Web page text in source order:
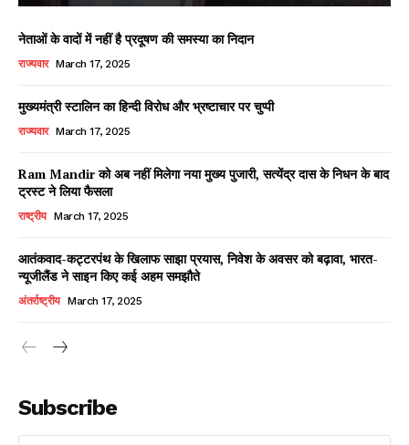
नेताओं के वादों में नहीं है प्रदूषण की समस्या का निदान
राज्यवार March 17, 2025
मुख्यमंत्री स्टालिन का हिन्दी विरोध और भ्रष्टाचार पर चुप्पी
राज्यवार March 17, 2025
Ram Mandir को अब नहीं मिलेगा नया मुख्य पुजारी, सत्येंद्र दास के निधन के बाद
ट्रस्ट ने लिया फैसला
राष्ट्रीय March 17, 2025
आतंकवाद-कट्टरपंथ के खिलाफ साझा प्रयास, निवेश के अवसर को बढ़ावा, भारत-
न्यूजीलैंड ने साइन किए कई अहम समझौते
अंतर्राष्ट्रीय March 17, 2025
Subscribe